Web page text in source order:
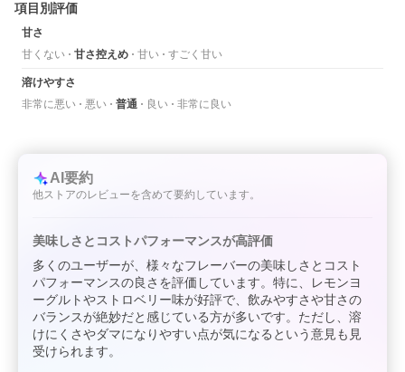
項目別評価
甘さ
甘くない
甘さ控えめ 甘い すごく甘い
溶けやすさ
非常に悪い
悪い 普通 良い 非常に良い
AI要約
他ストアのレビューを含めて要約しています。
美味しさとコストパフォーマンスが高評価
多くのユーザーが、様々なフレーバーの美味しさとコスト
パフォーマンスの良さを評価しています。特に、レモンヨ
ーグルトやストロベリー味が好評で、飲みやすさや甘さの
バランスが絶妙だと感じている方が多いです。ただし、溶
けにくさやダマになりやすい点が気になるという意見も見
受けられます。